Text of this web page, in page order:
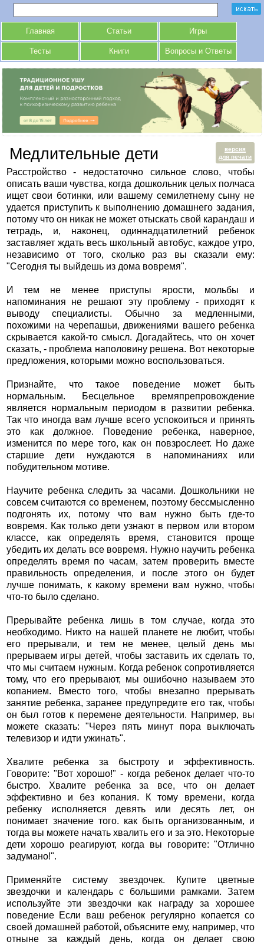
Главная Статьи Игры
Тесты Книги Вопросы и Ответы
версия
для печати
Медлительные дети
Расстройство - недостаточно сильное слово, чтобы
описать ваши чувства, когда дошкольник целых полчаса
ищет свои ботинки, или вашему семилетнему сыну не
удается приступить к выполнению домашнего задания,
потому что он никак не может отыскать свой карандаш и
тетрадь, и, наконец, одиннадцатилетний ребенок
заставляет ждать весь школьный автобус, каждое утро,
независимо от того, сколько раз вы сказали ему:
"Сегодня ты выйдешь из дома вовремя".
И тем не менее приступы ярости, мольбы и
напоминания не решают эту проблему - приходят к
выводу специалисты. Обычно за медленными,
похожими на черепашьи, движениями вашего ребенка
скрывается какой-то смысл. Догадайтесь, что он хочет
сказать, - проблема наполовину решена. Вот некоторые
предложения, которыми можно воспользоваться.
Признайте, что такое поведение может быть
нормальным. Бесцельное времяпрепровождение
является нормальным периодом в развитии ребенка.
Так что иногда вам лучше всего успокоиться и принять
это как должное. Поведение ребенка, наверное,
изменится по мере того, как он повзрослеет. Но даже
старшие дети нуждаются в напоминаниях или
побудительном мотиве.
Научите ребенка следить за часами. Дошкольники не
совсем считаются со временем, поэтому бессмысленно
подгонять их, потому что вам нужно быть где-то
вовремя. Как только дети узнают в первом или втором
классе, как определять время, становится проще
убедить их делать все вовремя. Нужно научить ребенка
определять время по часам, затем проверить вместе
правильность определения, и после этого он будет
лучше понимать, к какому времени вам нужно, чтобы
что-то было сделано.
Прерывайте ребенка лишь в том случае, когда это
необходимо. Никто на нашей планете не любит, чтобы
его прерывали, и тем не менее, целый день мы
прерываем игры детей, чтобы заставить их сделать то,
что мы считаем нужным. Когда ребенок сопротивляется
тому, что его прерывают, мы ошибочно называем это
копанием. Вместо того, чтобы внезапно прерывать
занятие ребенка, заранее предупредите его так, чтобы
он был готов к перемене деятельности. Например, вы
можете сказать: "Через пять минут пора выключать
телевизор и идти ужинать".
Хвалите ребенка за быстроту и эффективность.
Говорите: "Вот хорошо!" - когда ребенок делает что-то
быстро. Хвалите ребенка за все, что он делает
эффективно и без копания. К тому времени, когда
ребенку исполняется девять или десять лет, он
понимает значение того. как быть организованным, и
тогда вы можете начать хвалить его и за это. Некоторые
дети хорошо реагируют, когда вы говорите: "Отлично
задумано!".
Применяйте систему звездочек. Купите цветные
звездочки и календарь с большими рамками. Затем
используйте эти звездочки как награду за хорошее
поведение Если ваш ребенок регулярно копается со
своей домашней работой, объясните ему, например, что
отныне за каждый день, когда он делает свою